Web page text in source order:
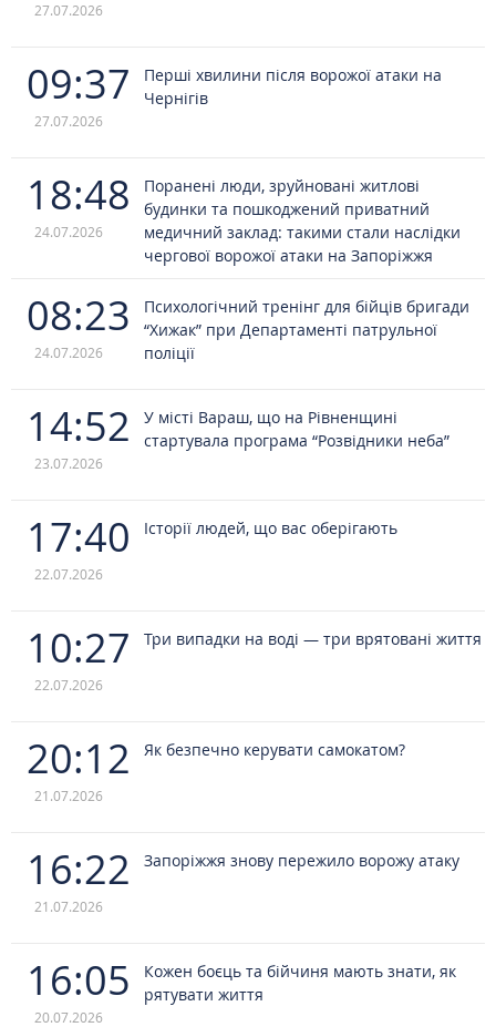
27.07.2026
09:37
27.07.2026
Перші хвилини після ворожої атаки на
Чернігів
18:48
24.07.2026
Поранені люди, зруйновані житлові
будинки та пошкоджений приватний
медичний заклад: такими стали наслідки
чергової ворожої атаки на Запоріжжя
08:23
24.07.2026
Психологічний тренінг для бійців бригади
“Хижак” при Департаменті патрульної
поліції
14:52
23.07.2026
У місті Вараш, що на Рівненщині
стартувала програма “Розвідники неба”
17:40
22.07.2026
Історії людей, що вас оберігають
10:27
22.07.2026
Три випадки на воді — три врятовані життя
20:12
21.07.2026
Як безпечно керувати самокатом?
16:22
21.07.2026
Запоріжжя знову пережило ворожу атаку
16:05
20.07.2026
Кожен боєць та бійчиня мають знати, як
рятувати життя